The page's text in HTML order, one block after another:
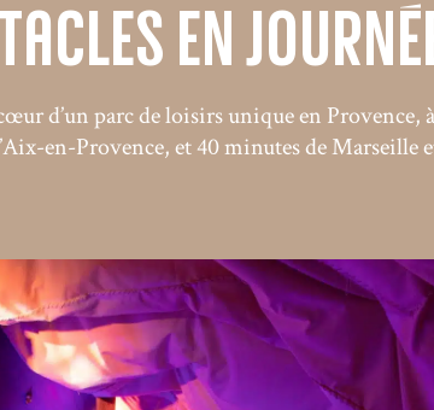
en
d’un parc de loisirs unique en Provence,
en-Provence, et 40 minutes de Marseille